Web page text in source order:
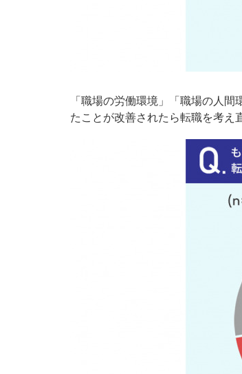
「職場の労働環境」「職場の人
たことが改善されたら転職を考え